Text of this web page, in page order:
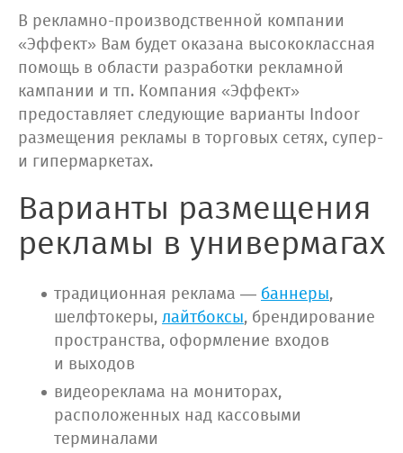
В рекламно-производственной компании
«Эффект» Вам будет оказана высококлассная
помощь в области разработки рекламной
кампании и тп. Компания «Эффект»
предоставляет следующие варианты Indoor
размещения рекламы в торговых сетях, супер-
и гипермаркетах.
Варианты размещения
рекламы в универмагах
традиционная реклама —баннеры,
шелфтокеры,лайтбоксы, брендирование
пространства, оформление входов
и выходов
видеореклама на мониторах,
расположенных над кассовыми
терминалами